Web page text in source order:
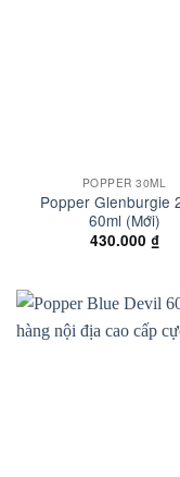
POPPER 30ML
Popper Glenburgie
60ml (Mới)
430.000 ₫